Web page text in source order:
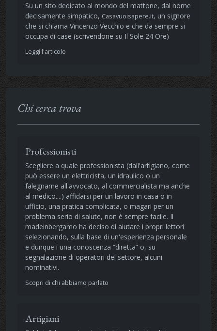
Su un sito dedicato al mondo del mattone, dal nome
decisamente simpatico, Casavuoisapere.it, un signore
che si chiama Vincenzo Vecchio e che da sempre si
occupa di case (scrivendone su Il Sole 24 Ore)
Leggi l'articolo
Chi cerca trova
Professionisti
Scegliere a quale professionista (dall'artigiano, come
può essere un elettricista, un idraulico o un
falegname all'avvocato, al commercialista ma anche
al medico....) affidarsi per un lavoro in casa o in
ufficio, una pratica complicata, o magari per un
problema serio di salute, non è sempre facile. Il
madeinbergamo ha deciso di aiutare i propri lettori
selezionando, sulla base di un'esperienza personale
e dunque i una conoscenza “diretta” o, su
segnalazione di operatori del settore, alcuni
nominativi.
Scopri di chi abbiamo parlato
Artigiani